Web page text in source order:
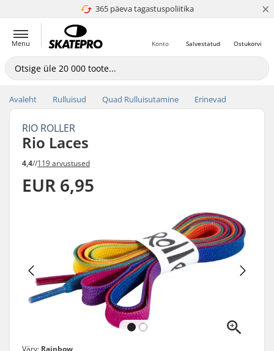
365 päeva tagastuspoliitika
4.8 paljaks 5 ×
Menu Ostukorvi
Salvestatud
Konto
Avaleht Rulluisud Quad Rulluisutamine Erinevad
RIO ROLLER
Rio Laces
4,4//119 arvustused
EUR 6,95
Värv: Rainbow